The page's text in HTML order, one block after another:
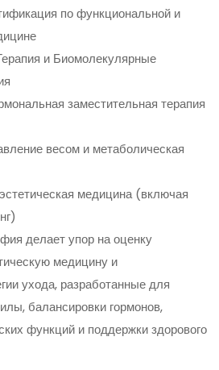
по функциональной и
и Биомолекулярные
заместительная терапия
весом и метаболическая
медицина (включая
делает упор на оценку
медицину и
ухода, разработанные для
балансировки гормонов,
функций и поддержки здорового